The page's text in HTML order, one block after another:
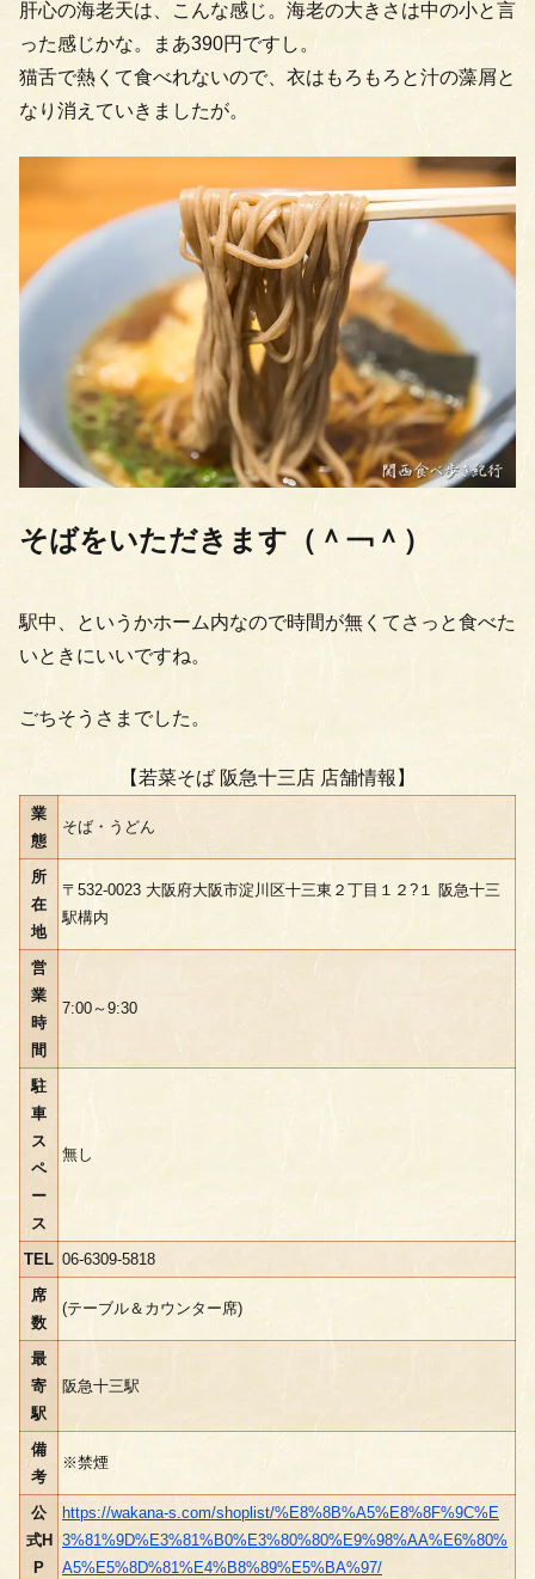
肝心の海老天は、こんな感じ。海老の大きさは中の小と言
った感じかな。まあ390円ですし。
猫舌で熱くて食べれないので、衣はもろもろと汁の藻屑と
なり消えていきましたが。
そばをいただきます（＾￢＾）
駅中、というかホーム内なので時間が無くてさっと食べた
いときにいいですね。
ごちそうさまでした。
【若菜そば 阪急十三店 店舗情報】
業
態
そば・うどん
所
在
地
〒532-0023 大阪府大阪市淀川区十三東２丁目１２?１ 阪急十三
駅構内
営
業
時
間
7:00～9:30
駐
車
ス
ペ
ー
ス
無し
TEL 06-6309-5818
席
数
(テーブル＆カウンター席)
最
寄
駅
阪急十三駅
備
考
※禁煙
公
式H
P
https://wakana-s.com/shoplist/%E8%8B%A5%E8%8F%9C%E
3%81%9D%E3%81%B0%E3%80%80%E9%98%AA%E6%80%
A5%E5%8D%81%E4%B8%89%E5%BA%97/